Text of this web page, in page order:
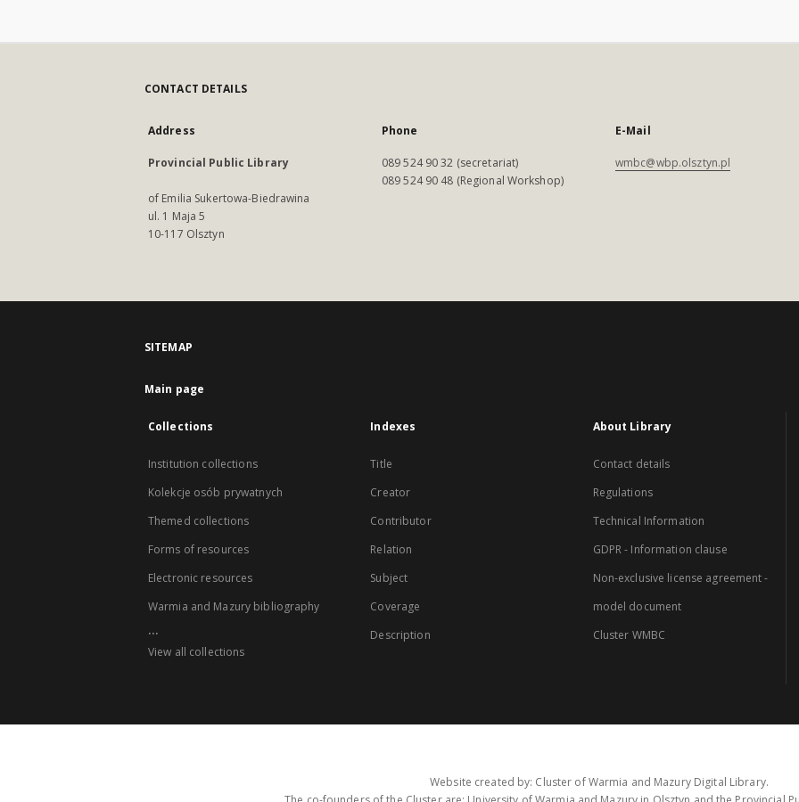
CONTACT DETAILS
Address
Provincial Public Library
of Emilia Sukertowa-Biedrawina
ul. 1 Maja 5
10-117 Olsztyn
Phone
089 524 90 32 (secretariat)
089 524 90 48 (Regional Workshop)
E-Mail
wmbc@wbp.olsztyn.pl
SITEMAP
Main page
Collections
Institution collections
Kolekcje osób prywatnych
Themed collections
Forms of resources
Electronic resources
Warmia and Mazury bibliography
...
View all collections
Indexes
Title
Creator
Contributor
Relation
Subject
Coverage
Description
About Library
Contact details
Regulations
Technical Information
GDPR - Information clause
Non-exclusive license agreement -
model document
Cluster WMBC
Website created by: Cluster of Warmia and Mazury Digital Library.